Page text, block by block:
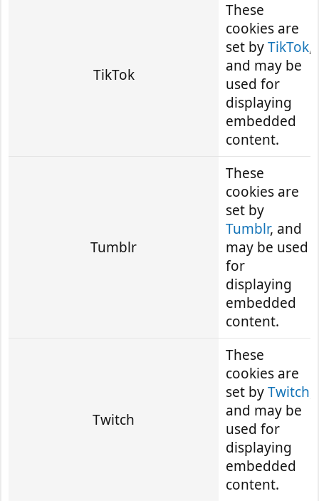
TikTok
These
cookies are
set byTikTok,
and may be
used for
displaying
embedded
content.
Tumblr
These
cookies are
set by
Tumblr, and
may be used
for
displaying
embedded
content.
Twitch
These
cookies are
set byTwitch
and may be
used for
displaying
embedded
content.